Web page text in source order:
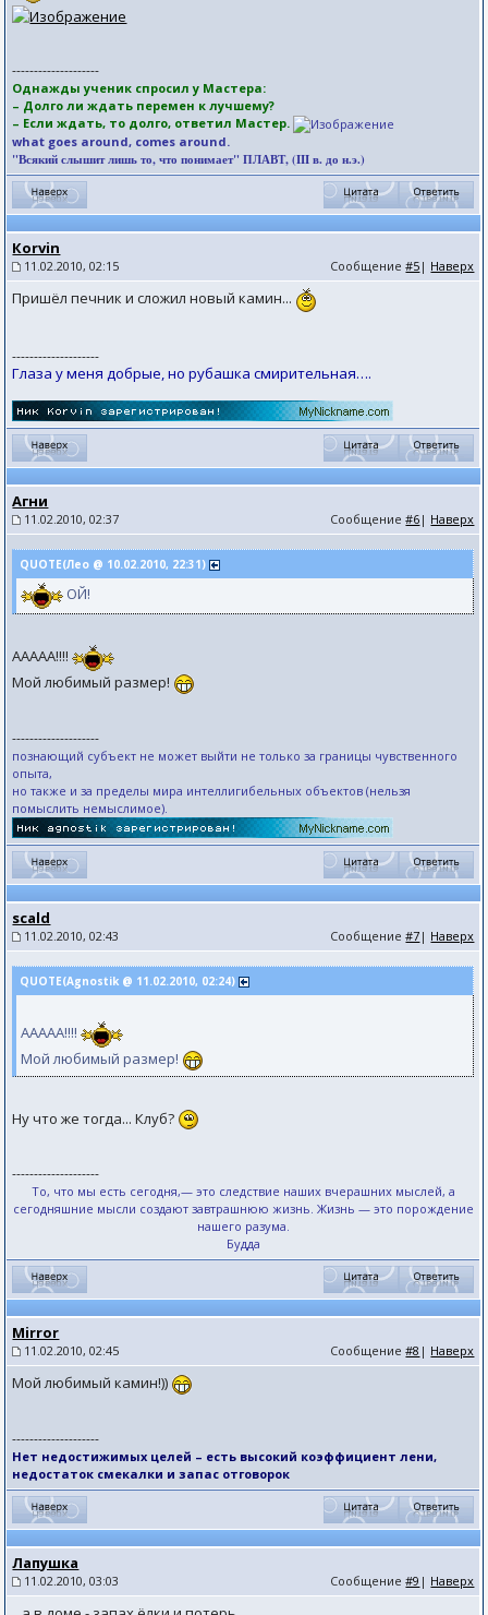
--------------------
Однажды ученик спросил у Мастера:
– Долго ли ждать перемен к лучшему?
– Если ждать, то долго, ответил Мастер.
what goes around, comes around.
"Всякий слышит лишь то, что понимает" ПЛАВТ, (III в. до н.э.)
Коrvin
11.02.2010, 02:15 Сообщение#5 | Наверх
Пришёл печник и сложил новый камин...
--------------------
Глаза у меня добрые, но рубашка смирительная….
Агни
11.02.2010, 02:37 Сообщение#6 | Наверх
QUOTE(Лео @ 10.02.2010, 22:31)
ОЙ!
ААААА!!!!
Мой любимый размер!
--------------------
познающий субъект не может выйти не только за границы чувственного
опыта,
но также и за пределы мира интеллигибельных объектов (нельзя
помыслить немыслимое).
scald
11.02.2010, 02:43 Сообщение#7 | Наверх
QUOTE(Agnostik @ 11.02.2010, 02:24)
ААААА!!!!
Мой любимый размер!
Ну что же тогда... Клуб?
--------------------
То, что мы есть сегодня,— это следствие наших вчерашних мыслей, а
сегодняшние мысли создают завтрашнюю жизнь. Жизнь — это порождение
нашего разума.
Будда
Mirror
11.02.2010, 02:45 Сообщение#8 | Наверх
Мой любимый камин!))
--------------------
Нет недостижимых целей – есть высокий коэффициент лени,
недостаток смекалки и запас отговорок
Лапушка
11.02.2010, 03:03 Сообщение#9 | Наверх